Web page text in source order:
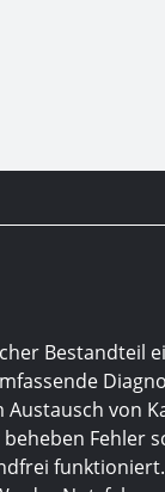
Bestandteil
von
Fehler